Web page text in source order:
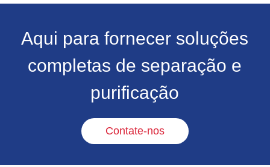
Aqui para fornecer soluções
completas de separação e
purificação
Contate-nos